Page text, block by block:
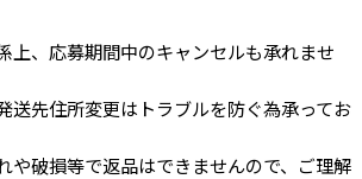
上、応募期間中のキャンセルも承れませ
送先住所変更はトラブルを防ぐ為承ってお
や破損等で返品はできませんので、ご理解